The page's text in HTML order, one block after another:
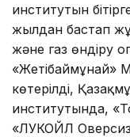
институтын
жылдан бастап
және газ өндіру
«Жетібаймұнай»
көтерілді,
институтында,
«ЛУКОЙЛ